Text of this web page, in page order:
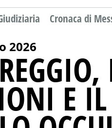
Cronaca di
2026
E IL